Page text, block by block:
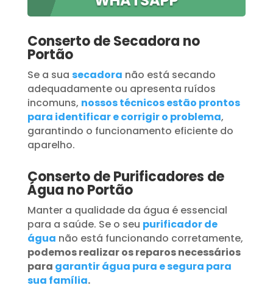
Conserto de Secadora no
Portão
Se a sua secadora não está secando
adequadamente ou apresenta ruídos
incomuns, nossos técnicos estão prontos
para identificar e corrigir o problema,
garantindo o funcionamento eficiente do
aparelho.
Conserto de Purificadores de
Água no Portão
Manter a qualidade da água é essencial
para a saúde. Se o seu purificador de
água não está funcionando corretamente,
podemos realizar os reparos necessários
para garantir água pura e segura para
sua família.